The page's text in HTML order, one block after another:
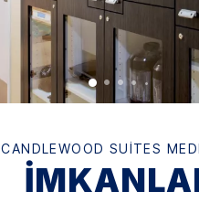
CANDLEWOOD SUITES